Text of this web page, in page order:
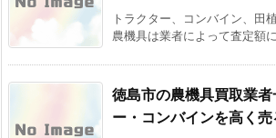
トラクター、コンバイン、田
農機具は業者によって査定額
徳島市の農機具買取業
ー・コンバインを高く